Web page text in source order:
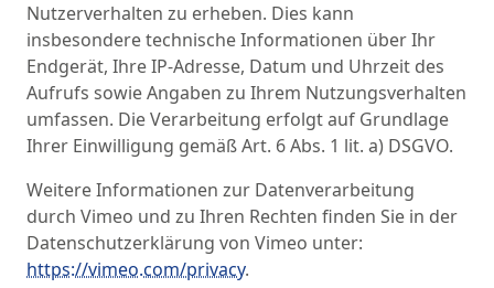
Nutzerverhalten zu erheben. Dies kann
insbesondere technische Informationen über Ihr
Endgerät, Ihre IP-Adresse, Datum und Uhrzeit des
Aufrufs sowie Angaben zu Ihrem Nutzungsverhalten
umfassen. Die Verarbeitung erfolgt auf Grundlage
Ihrer Einwilligung gemäß Art. 6 Abs. 1 lit. a) DSGVO.
Weitere Informationen zur Datenverarbeitung
durch Vimeo und zu Ihren Rechten finden Sie in der
Datenschutzerklärung von Vimeo unter:
https://vimeo.com/privacy.